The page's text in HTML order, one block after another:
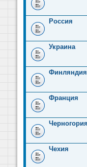
Россия
Украина
Финляндия
Франция
Черногория
Чехия